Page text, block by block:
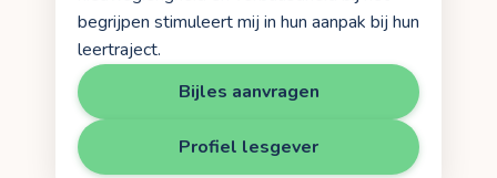
begrijpen stimuleert mij in hun aanpak bij hun
leertraject.
Bijles aanvragen
Profiel lesgever